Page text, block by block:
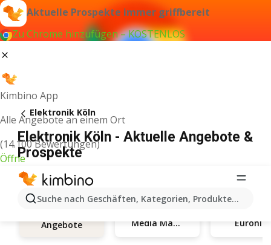
Aktuelle Prospekte immer griffbereit
Zu Chrome hinzufügen – KOSTENLOS
Kimbino App
Alle Angebote an einem Ort
(14.100 Bewertungen)
Öffne
Suche nach Geschäften, Kategorien, Produkten...
Elektronik Köln
Elektronik Köln - Aktuelle Angebote &
Prospekte
Angebote Media Markt Euronics